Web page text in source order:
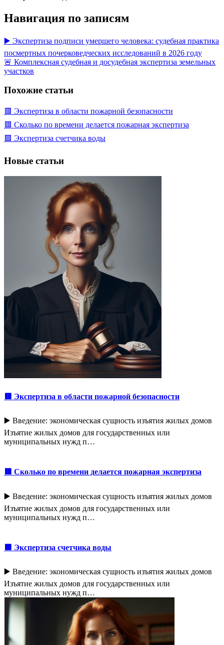
Навигация по записям
▶️ Экспертиза подписи умершего человека: судебная практика
посмертных почерковедческих исследований в 2026 году
🚨 Комплексная судебная и досудебная экспертиза земельных
участков
Похожие статьи
🟥 Экспертиза в области пожарной безопасности
🟥 Сколько по времени делается пожарная экспертиза
🟩 Экспертиза счетчика воды
Новые статьи
🟥 Экспертиза в области пожарной безопасности
▶️ Введение: экономическая сущность изъятия жилых домов
Изъятие жилых домов для государственных или
муниципальных нужд п…
🟥 Сколько по времени делается пожарная экспертиза
▶️ Введение: экономическая сущность изъятия жилых домов
Изъятие жилых домов для государственных или
муниципальных нужд п…
🟩 Экспертиза счетчика воды
▶️ Введение: экономическая сущность изъятия жилых домов
Изъятие жилых домов для государственных или
муниципальных нужд п…